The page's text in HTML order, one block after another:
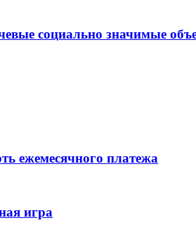
социально значимые
ежемесячного платежа
игра